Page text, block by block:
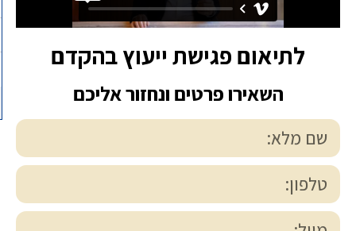
לתיאום פגישת ייעוץ בהקדם
השאירו פרטים ונחזור אליכם